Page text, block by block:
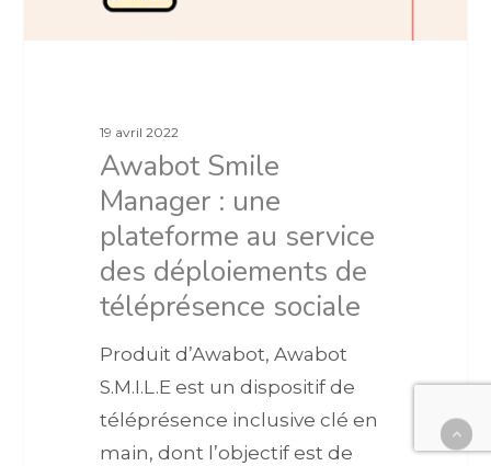
19 avril 2022
Awabot Smile
Manager : une
plateforme au service
des déploiements de
téléprésence sociale
Produit d’Awabot, Awabot
S.M.I.L.E est un dispositif de
téléprésence inclusive clé en
main, dont l’objectif est de